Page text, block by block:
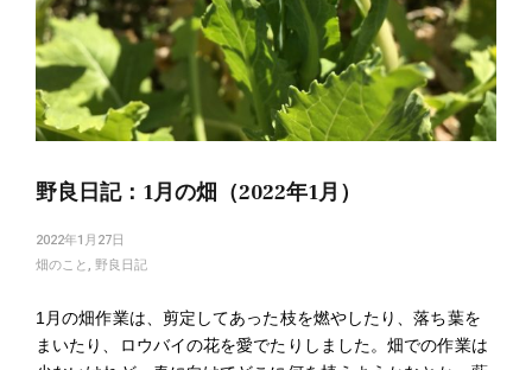
野良日記：1月の畑（2022年1月）
2022年1月27日
畑のこと , 野良日記
1月の畑作業は、剪定してあった枝を燃やしたり、落ち葉を
まいたり、ロウバイの花を愛でたりしました。畑での作業は